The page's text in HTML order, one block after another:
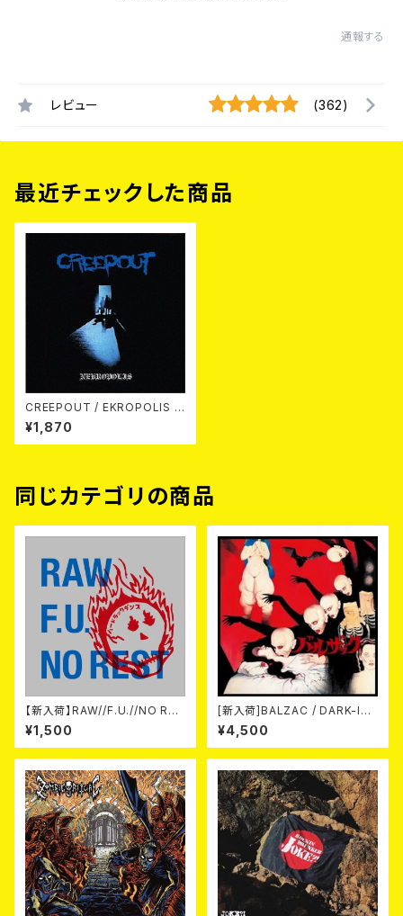
通報する
レビュー (362)
最近チェックした商品
CREEPOUT / EKROPOLIS C
D
¥1,870
同じカテゴリの商品
【新入荷】RAW//F.U.//NO RES
T / 3way split EP ハード ラッ
ク ダンス (CD)
¥1,500
[新入荷]BALZAC / DARK-IS
M -20th Anniversary Comp
ilation- (2CD)
¥4,500